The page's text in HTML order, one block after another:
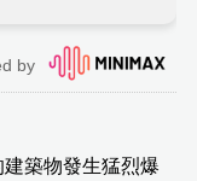
築物發生猛烈爆